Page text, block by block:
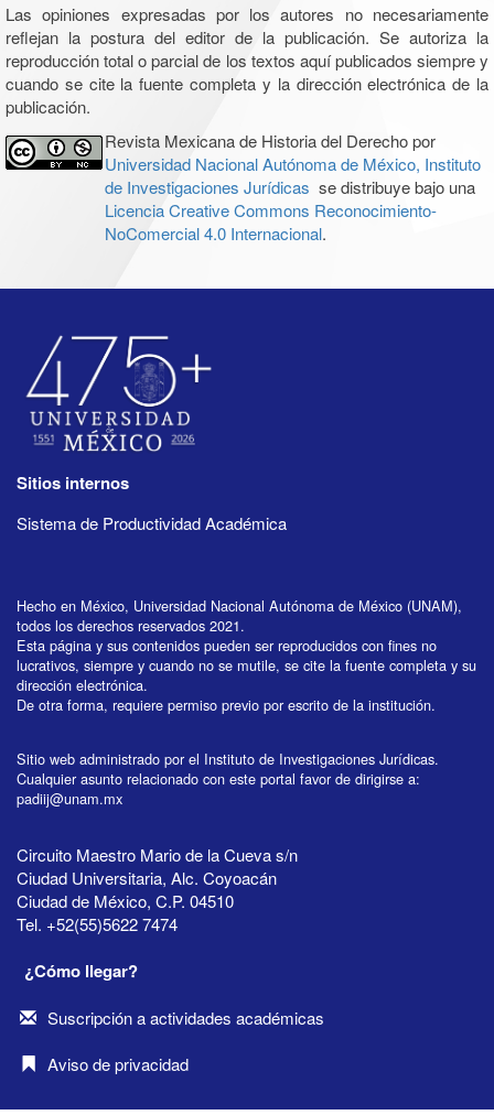
Las opiniones expresadas por los autores no necesariamente
reflejan la postura del editor de la publicación. Se autoriza la
reproducción total o parcial de los textos aquí publicados siempre y
cuando se cite la fuente completa y la dirección electrónica de la
publicación.
Revista Mexicana de Historia del Derecho por
Universidad Nacional Autónoma de México, Instituto
de Investigaciones Jurídicas se distribuye bajo una
Licencia Creative Commons Reconocimiento-
NoComercial 4.0 Internacional.
Sitios internos
Sistema de Productividad Académica
Hecho en México, Universidad Nacional Autónoma de México (UNAM),
todos los derechos reservados 2021.
Esta página y sus contenidos pueden ser reproducidos con fines no
lucrativos, siempre y cuando no se mutile, se cite la fuente completa y su
dirección electrónica.
De otra forma, requiere permiso previo por escrito de la institución.
Sitio web administrado por el Instituto de Investigaciones Jurídicas.
Cualquier asunto relacionado con este portal favor de dirigirse a:
padiij@unam.mx
Circuito Maestro Mario de la Cueva s/n
Ciudad Universitaria, Alc. Coyoacán
Ciudad de México, C.P. 04510
Tel. +52(55)5622 7474
¿Cómo llegar?
Suscripción a actividades académicas
Aviso de privacidad